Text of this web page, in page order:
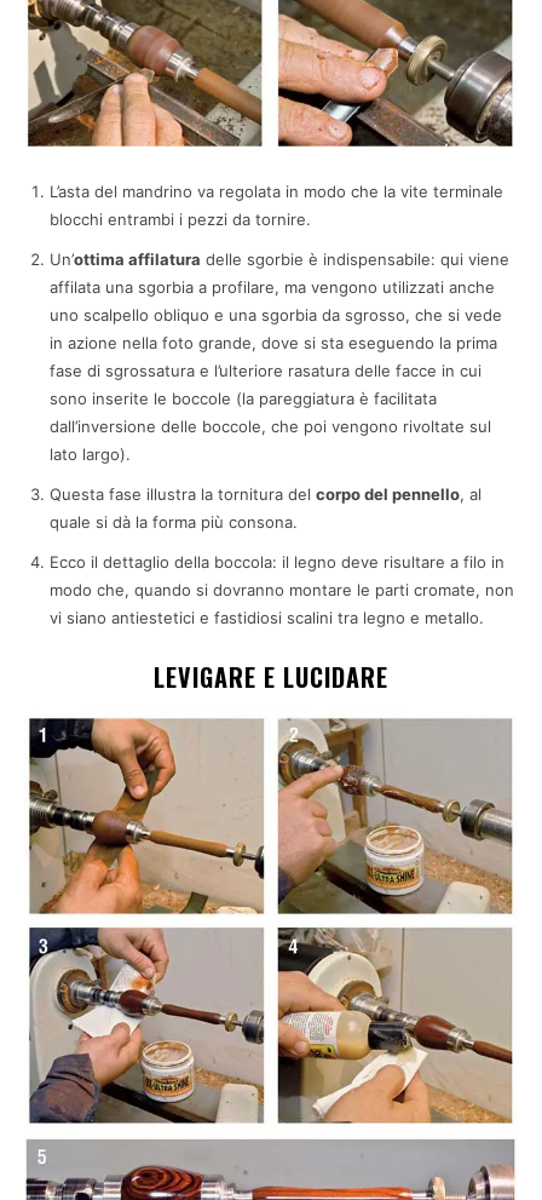
L’asta del mandrino va regolata in modo che la vite terminale
blocchi entrambi i pezzi da tornire.
Un’ottima affilatura delle sgorbie è indispensabile: qui viene
affilata una sgorbia a profilare, ma vengono utilizzati anche
uno scalpello obliquo e una sgorbia da sgrosso, che si vede
in azione nella foto grande, dove si sta eseguendo la prima
fase di sgrossatura e l’ulteriore rasatura delle facce in cui
sono inserite le boccole (la pareggiatura è facilitata
dall’inversione delle boccole, che poi vengono rivoltate sul
lato largo).
Questa fase illustra la tornitura del corpo del pennello, al
quale si dà la forma più consona.
Ecco il dettaglio della boccola: il legno deve risultare a filo in
modo che, quando si dovranno montare le parti cromate, non
vi siano antiestetici e fastidiosi scalini tra legno e metallo.
LEVIGARE E LUCIDARE